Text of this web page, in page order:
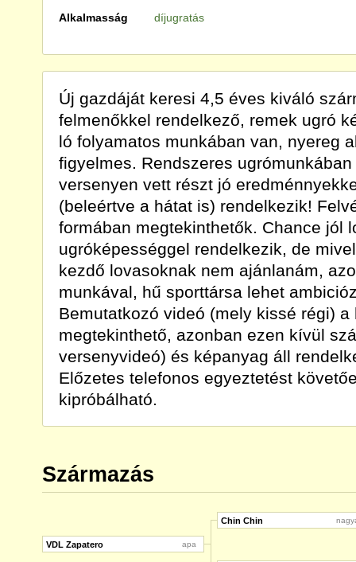
Alkalmasság díjugratás
Új gazdáját keresi 4,5 éves kiváló
felmenőkkel rendelkező, remek ugró
ló folyamatos munkában van, nyereg
figyelmes. Rendszeres
versenyen vett részt jó
(beleértve a hátat is) rendelkezik!
formában megtekinthetők. Chance jól
ugróképességgel rendelkezik, de
kezdő lovasoknak nem ajánlanám,
munkával, hű sporttársa lehet
Bemutatkozó videó (mely kissé régi) a
megtekinthető, azonban ezen kívül
versenyvideó) és képanyag áll
Előzetes telefonos egyeztetést
kipróbálható.
Származás
VDL Zapatero apa
Chin Chin